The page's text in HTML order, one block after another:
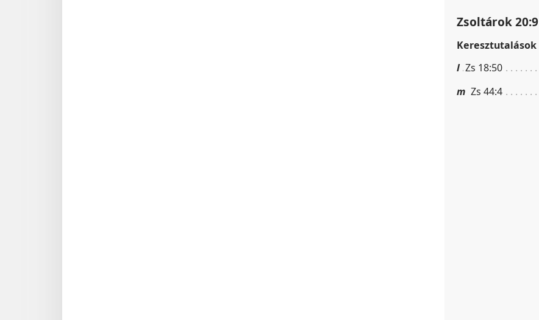
Zsoltárok 20:9
Keresztutalások
l Zs 18:50
m Zs 44:4